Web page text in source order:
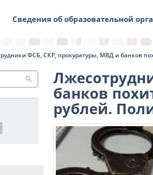
Сведения об образовательной
ФСБ, СКР, прокуратуры, МВД и банков
банков
рублей.